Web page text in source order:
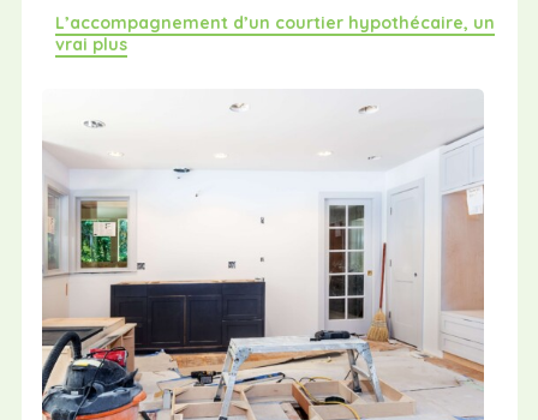
L’accompagnement d’un courtier hypothécaire, un
vrai plus